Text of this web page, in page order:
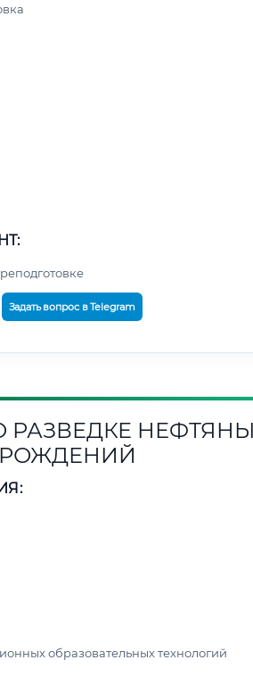
Задать вопрос в Telegram
РАЗВЕДКЕ
образовательных технологий